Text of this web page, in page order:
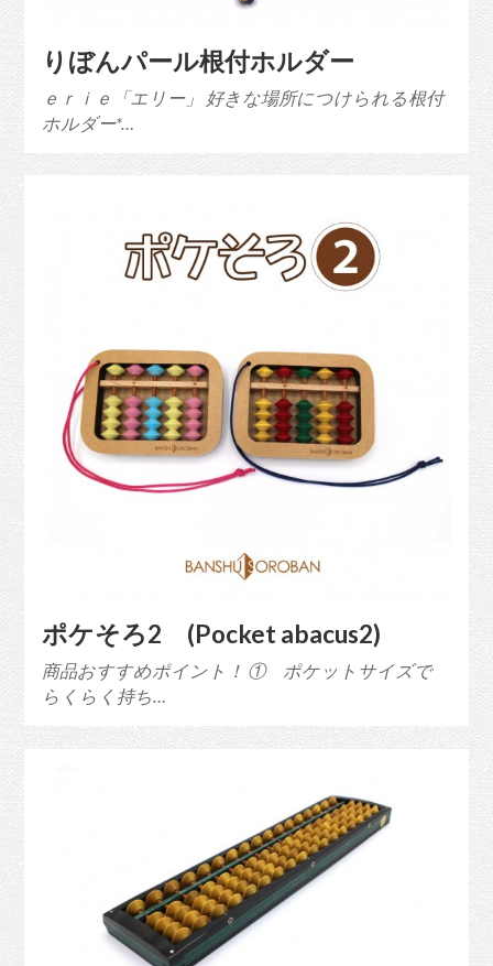
りぼんパール根付ホルダー
ｅｒｉｅ「エリー」 好きな場所につけられる根付
ホルダー*…
ポケそろ2 (Pocket abacus2)
商品おすすめポイント！ ① ポケットサイズで
らくらく持ち…